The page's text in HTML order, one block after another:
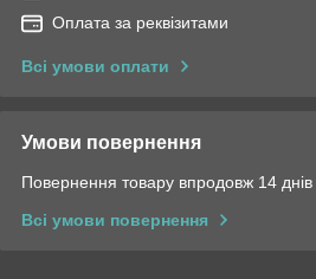
Оплата за реквізитами
Всі умови оплати
Умови повернення
Повернення товару впродовж 14
Всі умови повернення